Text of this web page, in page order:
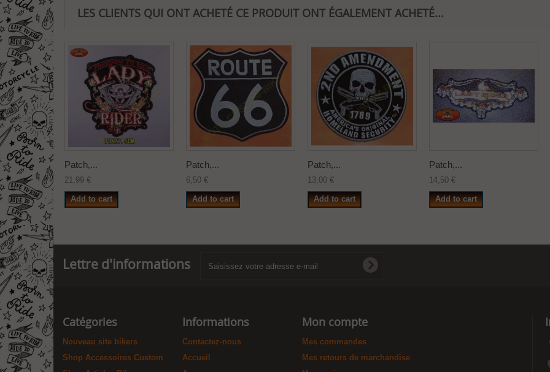
LES CLIENTS QUI ONT ACHETÉ CE PRODUIT ONT ÉGALEMENT ACHETÉ...
Patch,...
21,99 €
Add to cart
Patch,...
6,50 €
Add to cart
Patch,...
13,00 €
Add to cart
Patch,...
14,50 €
Add to cart
Lettre d'informations
Catégories
Nouveau site bikers
Shop Accessoires Custom
Informations
Contactez-nous
Accueil
Mon compte
Mes commandes
Mes retours de marchandise